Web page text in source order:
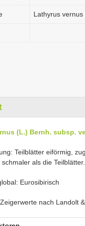
Lathyrus
(L.) Bernh. subsp.
Teilblätter eiförmig,
als die Teilblätter.
Eurosibirisch
nach Landolt